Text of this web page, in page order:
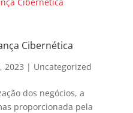
Cibernética
2023 | Uncategorized
dos negócios, a
proporcionada pela